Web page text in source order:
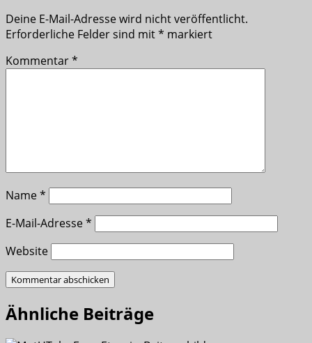
Deine E-Mail-Adresse wird nicht veröffentlicht.
Erforderliche Felder sind mit* markiert
Kommentar*
Name*
E-Mail-Adresse*
Website
Ähnliche Beiträge